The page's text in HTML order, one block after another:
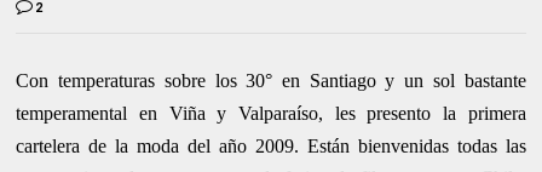
2
Con temperaturas sobre los 30° en Santiago y un sol bastante
temperamental en Viña y Valparaíso, les presento la primera
cartelera de la moda del año 2009. Están bienvenidas todas las